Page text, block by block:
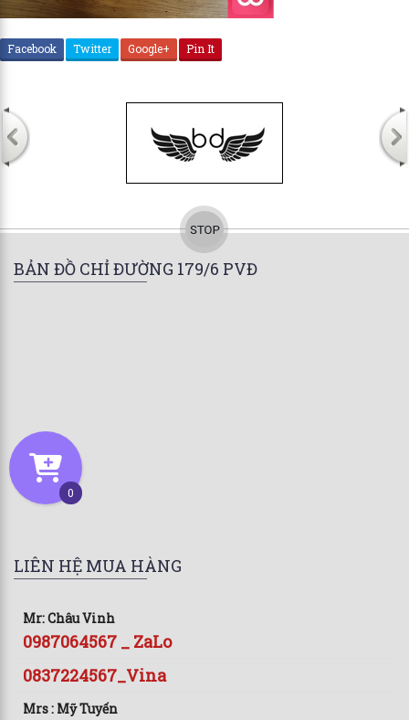
Facebook Twitter Google+ Pin It
BẢN ĐỒ CHỈ ĐƯỜNG 179/6 PVĐ
LIÊN HỆ MUA HÀNG
Mr: Châu Vinh
0987064567 _ ZaLo
0837224567_Vina
Mrs : Mỹ Tuyến
0